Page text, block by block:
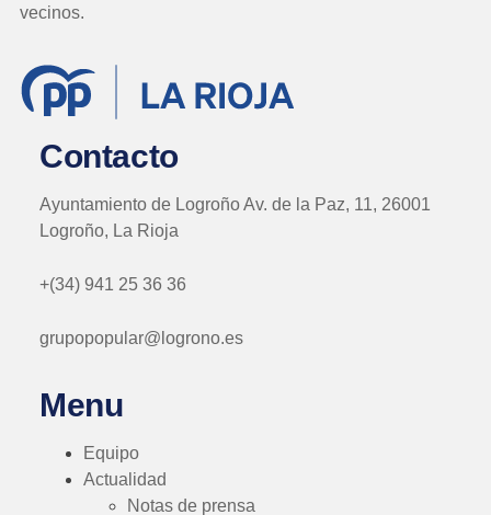
vecinos.
Contacto
Ayuntamiento de Logroño Av. de la Paz, 11, 26001
Logroño, La Rioja
+(34) 941 25 36 36
grupopopular@logrono.es
Menu
Equipo
Actualidad
Notas de prensa